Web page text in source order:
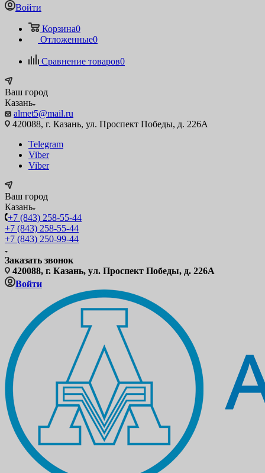
Войти
Корзина0
Отложенные0
Сравнение товаров0
Ваш город
Казань
almet5@mail.ru
420088, г. Казань, ул. Проспект Победы, д. 226А
Telegram
Viber
Viber
Ваш город
Казань
+7 (843) 258-55-44
+7 (843) 258-55-44
+7 (843) 250-99-44
Заказать звонок
420088, г. Казань, ул. Проспект Победы, д. 226А
Войти